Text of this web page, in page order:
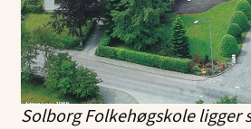
Solborg Folkehøgskole ligger